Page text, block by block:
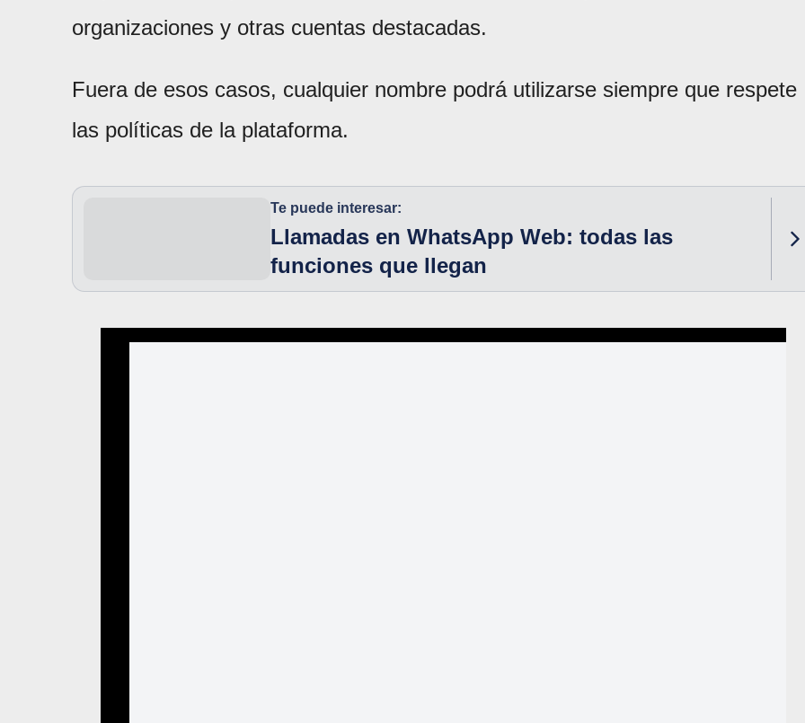
organizaciones y otras cuentas destacadas.
Fuera de esos casos, cualquier nombre podrá utilizarse siempre que respete
las políticas de la plataforma.
Te puede interesar:
Llamadas en WhatsApp Web: todas las
funciones que llegan